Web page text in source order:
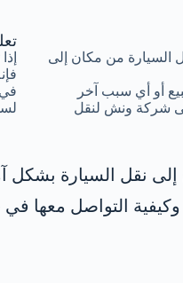
السيارة من مكان إلى
أو أي سبب آخر
شركة ونش لنقل
إلى نقل السيارة بشكل
التواصل معها في